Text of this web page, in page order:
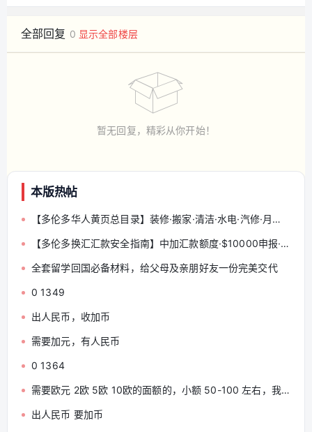
全部回复 0 显示全部楼层
暂无回复，精彩从你开始！
本版热帖
【多伦多华人黄页总目录】装修·搬家·清洁·水电·汽修·月嫂·会计律师 — 分类索引与发帖规范（收藏帖）
【多伦多换汇汇款安全指南】中加汇款额度·$10000申报·远离地下钱庄·海外资产T1135 — 华人必读
全套留学回国必备材料，给父母及亲朋好友一份完美交代
0 1349
出人民币，收加币
需要加元，有人民币
0 1364
需要欧元 2欧 5欧 10欧的面额的，小额 50-100 左右，我付加元 康大兴旺超市面交
出人民币 要加币